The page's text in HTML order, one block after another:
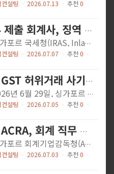
컨설팅 ㆍ 2026.07.13 ㆍ 추천 0 ㆍ
허위 서류 제출 회계사, 징역 30주 선고…IRAS의 엄중 경고
핵심 요약싱가포르 국세청(IRAS, Inland Revenue Authority of Singapore)은 2026년 5월 21일, GST(상품서비스세) 세무조사 과정에서 허위 서류를 제출한 공인회계사 다니엘 천 링 핑(Daniel Chun Ling Ping, 50세)에게 징역 30주를 선고했다고 발표했다. 천은 자신이 담당한 기업이 실질적으로 휴면 상태임을 알면서도 허위 세금계산서와 거래 목록을 작성해 IRAS에 제출했으며, 추가로 허위 정보까지 제공한 것으로 드러났다. IRAS는 이번 사건을 공인 세무·회계 전문가의 직업 윤리와 법적 책임을 다시 한번 상기시키는 계기로 삼고 있다.상세 내용사건 경위이번 사건은 테오 아 모이(Teo Ah Moy, 張雅美)의 법인 맥심 인그리디언츠 인터내셔널(Maxim Ingredients International Pte Ltd, 이하 Maxim) 및 매트릭스 인그리디언츠(Matrix Ingredients Pte Ltd)에 대한 세무조사와 연계된 사건이다. 테오는 2025년 8월 소득세 및 GST 위반으로 별도 선고를 받았으며, 두 법인에서 총 170만 싱가포르달러(SGD) 이상의 세금이 과소 신고된 것으로 확인됐다. 천은 테오로부터 IRAS 세무조사 대응 권한을 위임받았으나, Maxim이 사실상 휴면 법인임을 알면서도 허위 세금계산서 및 거래 목록을 제출해 조사를 방해했다.회계 전문가에 대한 더 무거운 책임법원은 천이 공인회계사(CPA) 자격을 보유한 전문가임을 감안해 그 책임을 특히 무겁게 봤다. IRAS는 세무·회계 전문가는 싱가포르 세제에 대한 높은 수준의 전문 지식을 보유한 만큼, 납세자의 세법 준수를 돕는 핵심 파트너로서 전문직 윤리 기준에 따라 직무를 수행할 의무가 있다고 강조했다. 단순히 고객 지시를 따랐다는 항변은 면죄부가 될 수 없으며, 탈세를 고의로 방조한 전문가에 대해서는 검찰 기소 및 관련 전문직 단체에...
컨설팅 ㆍ 2026.07.07 ㆍ 추천 0 ㆍ
싱가포르 GST 허위거래 사기 핵심 조직원, 징역 6년 선고
핵심 요약2026년 6월 29일, 싱가포르 국세청(IRAS)은 상품서비스세(GST) '미싱 트레이더 사기(Missing Trader Fraud, MTF)' 조직의 핵심 가담자 Giam Zi Hin, Luke(이하 'Giam')이 회사법(Companies Act) 제340조 5항 위반(사기적 거래)으로 징역 6년을 선고받았다고 발표했습니다. 해당 사기 계획은 약 1억 1,400만 싱가포르달러(SGD) 규모의 허위 매출을 동원한 조직적 범행으로, Giam의 유죄 판결로 동일 사건에 연루된 총 8명의 피고인에 대한 법원 절차가 모두 마무리되었습니다. IRAS에 대한 사기성 매입세액 환급 청구액은 약 800만 SGD에 달합니다.상세 내용GST 미싱 트레이더 사기(MTF)란?MTF는 실제로 존재하지 않는 거래를 마치 실재하는 것처럼 꾸며 GST 매입세액을 환급받는 조직적 탈세 수법입니다. 주로 '공급자 → 버퍼 회사(buffer company) → 수출업체' 구조로 허위 거래 사슬을 형성하며, 수출은 영세율(0%) 적용을 받아 매입세액 환급을 청구할 수 있다는 점을 악용합니다.사기 구조와 Giam의 역할Giam의 지시 하에 싱가포르 법인 Nagore Trading Pte Ltd(나고르 트레이딩)은 현지 공급업체 최소 12곳의 세금계산서를 위조하여 마치 해당 업체들로부터 실제 물품을 구매하고 7% GST를 납부한 것처럼 허위로 꾸몄습니다. 이후 나고르는 버퍼 회사인 xShine Enterprise Pte Ltd(엑스샤인 엔터프라이즈) 등에 이 '허위 물품'을 매각하는 것처럼 가장했습니다.버퍼 회사 운영 및 현금 흐름 조작Giam은 엑스샤인의 이사인 Tan Boon Leong Marcus(탄)에게 지시하여 2015년 7월~2016년 1월 사이 최소 127건, 총 4,600만 SGD 이상의 허위 판매 세금계산서를 수출업체에 발행하도록 했습니다. 또한 실제 거래처럼 보이게 하기 위해 일부 현물 납품도 이뤄졌으나 청구서상 품목·수량과 일치하지 않았습니다. 최소...
컨설팅 ㆍ 2026.07.05 ㆍ 추천 0 ㆍ
싱가포르 ACRA, 회계 직무 역량 프레임워크 개편…AI·지속가능성 보고 핵심 역량으로 추가
핵심 요약싱가포르 회계기업감독청(ACRA, Accounting and Corporate Regulatory Authority)이 2026년 5월 22일 회계 분야 직무역량 프레임워크(SFw, Skills Framework for Accountancy)를 전면 개편하여 발표했습니다. 이번 개편의 핵심은 AI 역량을 44개 전 직무에 걸쳐 내재화하고, 지속가능성 보고(Sustainability Reporting) 분야를 독립적인 커리어 트랙으로 신설한 것입니다. 싱가포르 상장지수(STI) 구성 기업에 대한 기후 보고 의무화가 FY2025부터 시행되는 등 규제 환경이 급변하면서, 회계 전문가의 역할 범위가 전략적 자문과 데이터 기반 의사결정으로 확장되고 있습니다. 상세 내용44개 직무·11개 트랙으로 확대 개편개편된 SFw는 44개 직무(job roles)와 11개 기능별 커리어 트랙(functional career tracks)에 걸쳐 필요 역량과 경력 경로를 체계적으로 제시합니다. 일부 트랙은 고부가가치 분석·자문 업무로의 전환 추세를 반영해 통합·간소화되었습니다. 이 프레임워크는 산업계 전문가 및 전문 단체와의 긴밀한 협의를 거쳤으며, 2025년 회계법인(AE) 설문조사 결과도 반영되었습니다. 고용주들이 특히 주목하는 역량으로는 고급 데이터 분석 및 시각화, 지속가능성 보고 및 보증, 리스크 관리 및 거버넌스가 꼽혔습니다. AI 역량, 모든 회계 직무에 전면 내재화개편 SFw의 첫 번째 주요 변화는 AI 역량을 회계 분야 전 직무에 걸쳐 통합한 것입니다. 단순 반복 업무의 자동화가 가속화됨에 따라, 회계 전문가들은 전략적 분석, 자문 서비스, 데이터 기반 의사결정 등 고차원적 업무에 집중할 수 있게 됩니다. ACRA는 이를 통해 회계 전문가가 데이터를 보다 효과적으로 활용하고, 신뢰할 수 있는 비즈니스 어드바이저로서의 가치를 높일 수 있도록 지원한다는 방침입니다. 지속가능성 보고 커리어 트랙 신설 및...
컨설팅 ㆍ 2026.07.03 ㆍ 추천 0 ㆍ